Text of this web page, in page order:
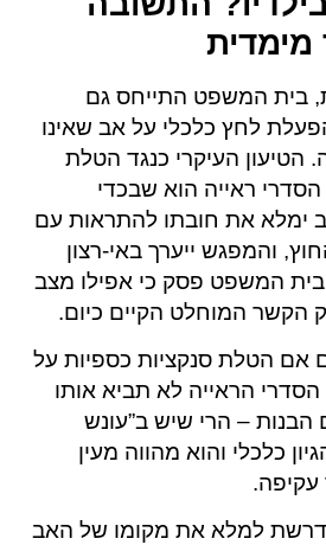
מימדית
בית המשפט התייחס גם
לחץ כלכלי על אב שאינו
הטיעון העיקרי כנגד הטלת
הסדרי ראייה הוא שבכדי
ימלא את חובתו להתראות עם
והמפגש ייערך באי-רצון
בית המשפט פסק כי אפילו מצב
הקשר המוחלט הקיים כיום.
אם הטלת סנקציות כספיות על
הראייה לא תביא אותו
– הרי שיש ב”עונש
כלכלי והוא מהווה מעין
עקיפה.
למלא את מקומו של האב